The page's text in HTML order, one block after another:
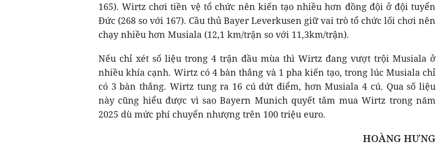
165). Wirtz chơi tiền vệ tổ chức nên kiến tạo nhiều hơn đồng đội ở đội tuyển
Đức (268 so với 167). Cầu thủ Bayer Leverkusen giữ vai trò tổ chức lối chơi nên
chạy nhiều hơn Musiala (12,1 km/trận so với 11,3km/trận).
Nếu chỉ xét số liệu trong 4 trận đầu mùa thì Wirtz đang vượt trội Musiala ở
nhiều khía cạnh. Wirtz có 4 bàn thắng và 1 pha kiến tạo, trong lúc Musiala chỉ
có 3 bàn thắng. Wirtz tung ra 16 cú dứt điểm, hơn Musiala 4 cú. Qua số liệu
này cũng hiểu được vì sao Bayern Munich quyết tâm mua Wirtz trong năm
2025 dù mức phí chuyển nhượng trên 100 triệu euro.
HOÀNG HƯNG